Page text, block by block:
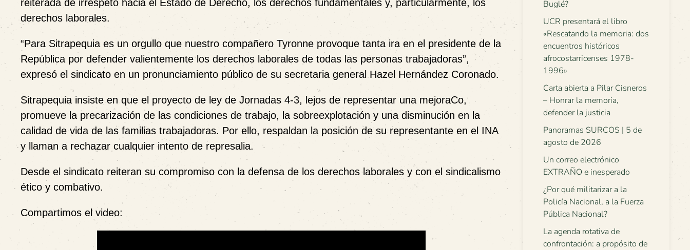
reiterada de irrespeto hacia el Estado de Derecho, los derechos fundamentales y, particularmente, los
derechos laborales.
“Para Sitrapequia es un orgullo que nuestro compañero Tyronne provoque tanta ira en el presidente de la
República por defender valientemente los derechos laborales de todas las personas trabajadoras”,
expresó el sindicato en un pronunciamiento público de su secretaria general Hazel Hernández Coronado.
Sitrapequia insiste en que el proyecto de ley de Jornadas 4-3, lejos de representar una mejoraCo,
promueve la precarización de las condiciones de trabajo, la sobreexplotación y una disminución en la
calidad de vida de las familias trabajadoras. Por ello, respaldan la posición de su representante en el INA
y llaman a rechazar cualquier intento de represalia.
Desde el sindicato reiteran su compromiso con la defensa de los derechos laborales y con el sindicalismo
ético y combativo.
Compartimos el video:
Buglé?
UCR presentará el libro
«Rescatando la memoria: dos
encuentros históricos
afrocostarricenses 1978-
1996»
Carta abierta a Pilar Cisneros
– Honrar la memoria,
defender la justicia
Panoramas SURCOS | 5 de
agosto de 2026
Un correo electrónico
EXTRAÑO e inesperado
¿Por qué militarizar a la
Policía Nacional, a la Fuerza
Pública Nacional?
La agenda rotativa de
confrontación: a propósito de